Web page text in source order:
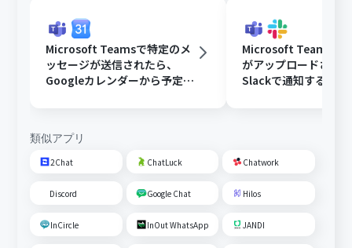
Microsoft Teamsで特定のメ
ッセージが送信されたら、
Googleカレンダーから予定を
Microsoft Teamsに
がアップロードされ
Slackで通知する
類似アプリ
2Chat ChatLuck Chatwork
Discord Google Chat Hilos
InCircle InOut WhatsApp JANDI